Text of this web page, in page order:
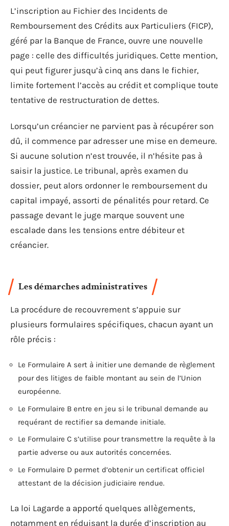
L’inscription au Fichier des Incidents de
Remboursement des Crédits aux Particuliers (FICP),
géré par la Banque de France, ouvre une nouvelle
page : celle des difficultés juridiques. Cette mention,
qui peut figurer jusqu’à cinq ans dans le fichier,
limite fortement l’accès au crédit et complique toute
tentative de restructuration de dettes.
Lorsqu’un créancier ne parvient pas à récupérer son
dû, il commence par adresser une mise en demeure.
Si aucune solution n’est trouvée, il n’hésite pas à
saisir la justice. Le tribunal, après examen du
dossier, peut alors ordonner le remboursement du
capital impayé, assorti de pénalités pour retard. Ce
passage devant le juge marque souvent une
escalade dans les tensions entre débiteur et
créancier.
Les démarches administratives
La procédure de recouvrement s’appuie sur
plusieurs formulaires spécifiques, chacun ayant un
rôle précis :
Le Formulaire A sert à initier une demande de règlement
pour des litiges de faible montant au sein de l’Union
européenne.
Le Formulaire B entre en jeu si le tribunal demande au
requérant de rectifier sa demande initiale.
Le Formulaire C s’utilise pour transmettre la requête à la
partie adverse ou aux autorités concernées.
Le Formulaire D permet d’obtenir un certificat officiel
attestant de la décision judiciaire rendue.
La loi Lagarde a apporté quelques allègements,
notamment en réduisant la durée d’inscription au